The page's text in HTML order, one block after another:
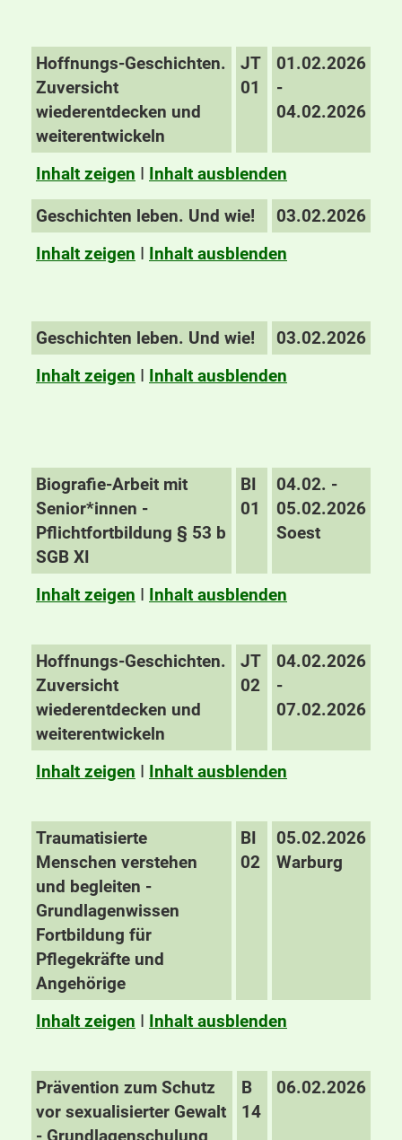
Hoffnungs-Geschichten.
Zuversicht
wiederentdecken und
weiterentwickeln
JT
01
01.02.2026
-
04.02.2026
Inhalt zeigen I Inhalt ausblenden
Geschichten leben. Und wie!
03.02.2026
Inhalt zeigen I Inhalt ausblenden
Geschichten leben. Und wie!
03.02.2026
Inhalt zeigen I Inhalt ausblenden
Biografie-Arbeit mit
Senior*innen -
Pflichtfortbildung § 53 b
SGB XI
BI
01
04.02. -
05.02.2026
Soest
Inhalt zeigen I Inhalt ausblenden
Hoffnungs-Geschichten.
Zuversicht
wiederentdecken und
weiterentwickeln
JT
02
04.02.2026
-
07.02.2026
Inhalt zeigen I Inhalt ausblenden
Traumatisierte
Menschen verstehen
und begleiten -
Grundlagenwissen
Fortbildung für
Pflegekräfte und
Angehörige
BI
02
05.02.2026
Warburg
Inhalt zeigen I Inhalt ausblenden
Prävention zum Schutz
vor sexualisierter Gewalt
B
14
06.02.2026